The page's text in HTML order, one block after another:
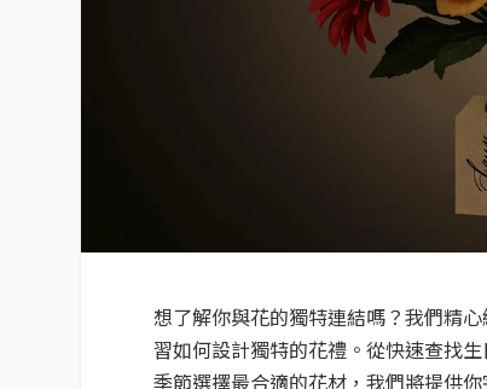
想了解你與花的獨特連結嗎？我們精
習如何設計獨特的花禮。從快速查找
季節選擇最合適的花材，我們將提供